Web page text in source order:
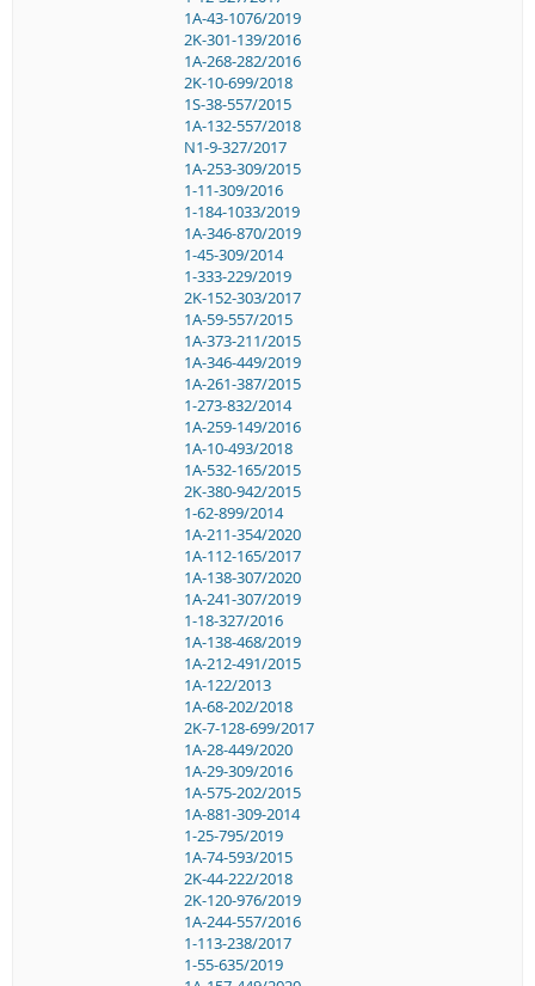
1A-43-1076/2019
2K-301-139/2016
1A-268-282/2016
2K-10-699/2018
1S-38-557/2015
1A-132-557/2018
N1-9-327/2017
1A-253-309/2015
1-11-309/2016
1-184-1033/2019
1A-346-870/2019
1-45-309/2014
1-333-229/2019
2K-152-303/2017
1A-59-557/2015
1A-373-211/2015
1A-346-449/2019
1A-261-387/2015
1-273-832/2014
1A-259-149/2016
1A-10-493/2018
1A-532-165/2015
2K-380-942/2015
1-62-899/2014
1A-211-354/2020
1A-112-165/2017
1A-138-307/2020
1A-241-307/2019
1-18-327/2016
1A-138-468/2019
1A-212-491/2015
1A-122/2013
1A-68-202/2018
2K-7-128-699/2017
1A-28-449/2020
1A-29-309/2016
1A-575-202/2015
1A-881-309-2014
1-25-795/2019
1A-74-593/2015
2K-44-222/2018
2K-120-976/2019
1A-244-557/2016
1-113-238/2017
1-55-635/2019